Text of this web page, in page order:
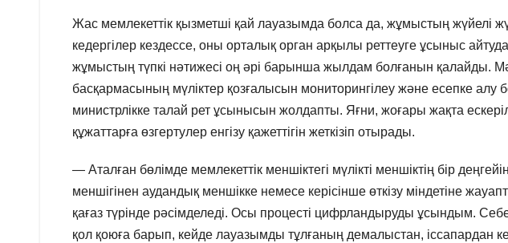
Жас мемлекеттік қызметші қай лауазымда болса да, жұмыстың жүйелі
кедергілер кездессе, оны орталық орган арқылы реттеуге ұсыныс
жұмыстың түпкі нәтижесі оң әрі барынша жылдам болғанын қалайды.
басқармасының мүліктер қозғалысын мониторингілеу және есепке алу
министрлікке талай рет ұсынысын жолдапты. Яғни, жоғары жақта
құжаттарға өзгертулер енгізу қажеттігін жеткізіп отырады.
— Аталған бөлімде мемлекеттік меншіктегі мүлікті меншіктің бір
меншігінен аудандық меншікке немесе керісінше өткізу міндетіне
қағаз түрінде рәсімделеді. Осы процесті цифрландыруды ұсындым.
қол қоюға барып, кейде лауазымды тұлғаның демалыстан, іссапардан